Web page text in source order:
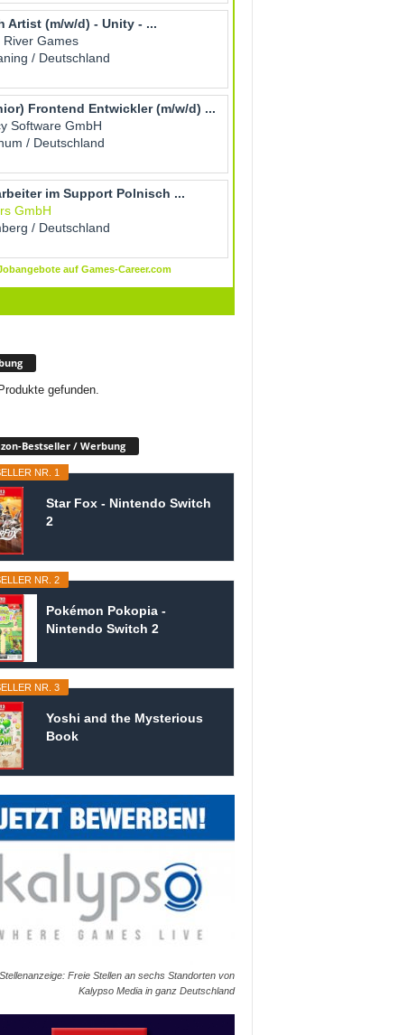
gefunden.
Bestseller / Werbung
NR. 1
Star Fox - Nintendo Switch
2
NR. 2
Pokémon Pokopia -
Nintendo Switch 2
NR. 3
Yoshi and the Mysterious
Book
Stellenanzeige: Freie Stellen an sechs Standorten von
Kalypso Media in ganz Deutschland